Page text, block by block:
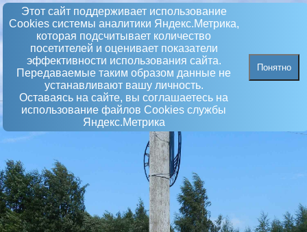
Этот сайт поддерживает использование
Сookies системы аналитики Яндекс.Метрика,
которая подсчитывает количество
посетителей и оценивает показатели
эффективности использования сайта.
Передаваемые таким образом данные не
устанавливают вашу личность.
Оставаясь на сайте, вы соглашаетесь на
использование файлов Сookies службы
Яндекс.Метрика
Понятно